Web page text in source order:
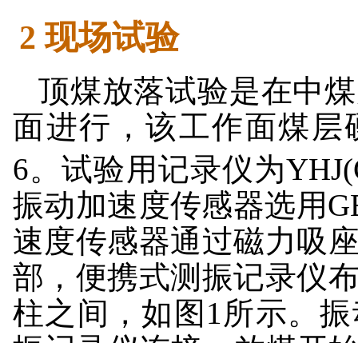
2 现场试验
顶煤放落试验是在中
面进行，该工作面煤层
6。试验用记录仪为
振动加速度传感器选用
速度传感器通过磁力吸
部，便携式测振记录仪
柱之间，如图1所示。